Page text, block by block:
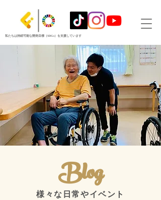
私たちは持続可能な開発目標（SDGs）を支援しています
Blog
様々な日常やイベント